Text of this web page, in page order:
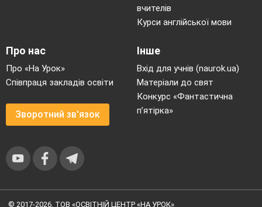
вчителів
Курси англійської мови
Про нас
Про «На Урок»
Співпраця закладів освіти
Зворотний зв'язок
Інше
Вхід для учнів (naurok.ua)
Матеріали до свят
Конкурс «Фантастична
п’ятірка»
© 2017-2026, ТОВ «ОСВІТНІЙ ЦЕНТР «НА УРОК»